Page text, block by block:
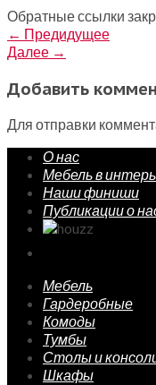
Обратные ссылки
← Предидущее
Далее →
Добавить
Для отправки
О нас
Мебель в
Наши финиши
Публикации о
Мебель
Гардеробные
Комоды
Тумбы
Столы и
Шкафы